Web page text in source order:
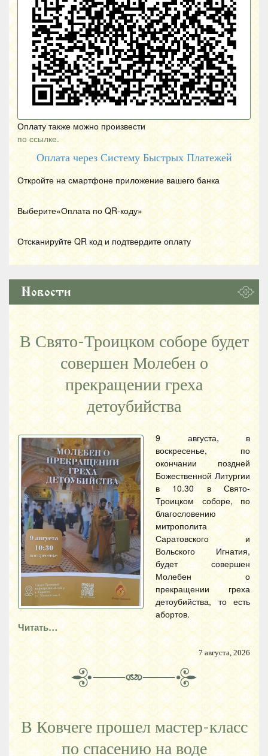
Оплату также можно произвести
по ссылке.
Оплата через Систему Быстрых Платежей
Откройте на смартфоне приложение вашего банка
Выберите«Оплата по QR-коду»
Отсканируйте QR код и подтвердите оплату
Новости
В Свято-Троицком соборе будет
совершен Молебен о
прекращении греха
детоубийства
9 августа, в
воскресенье, по
окончании поздней
Божественной Литургии
в 10.30 в Свято-
Троицком соборе, по
благословению
митрополита
Саратовского и
Вольского Игнатия,
будет совершен
Молебен о
прекращении греха
детоубийства, то есть
абортов.
Читать…
7 августа, 2026
В Ковчеге прошел мастер-класс
по спасению на воде